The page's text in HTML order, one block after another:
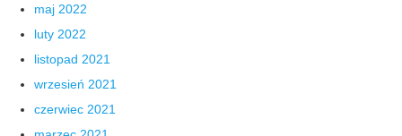
maj 2022
luty 2022
listopad 2021
wrzesień 2021
czerwiec 2021